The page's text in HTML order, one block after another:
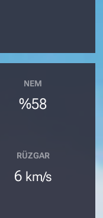
NEM
%58
RÜZGAR
6 km/s